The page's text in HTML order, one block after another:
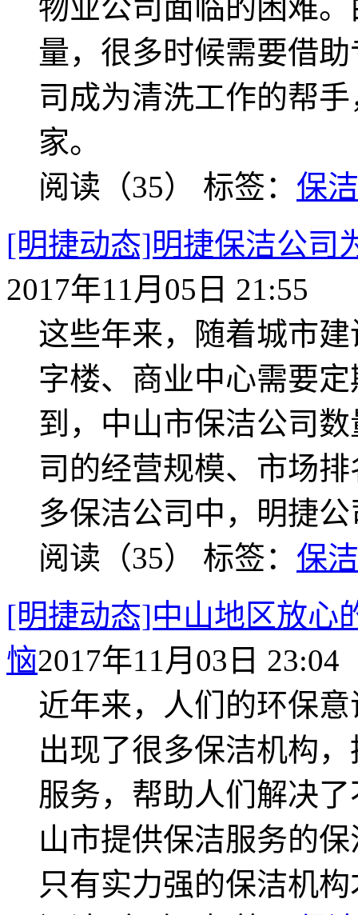
物业公司面临的困难
量，很多时候需要借
司成为清洗工作的帮
家。
阅读（35） 标签： 保
[明捷动态]明捷保洁公司
2017年11月05日 21:55
这些年来，随着城市
字楼、商业中心需要
到，中山市保洁公司
司的经营规模、市场
多保洁公司中，明捷
阅读（35） 标签： 保
[明捷动态]中山地区放心
恼2017年11月03日 23:04
近年来，人们的环保
出现了很多保洁机构
服务，帮助人们解决
山市提供保洁服务的
只有实力强的保洁机